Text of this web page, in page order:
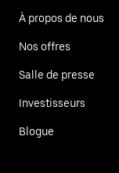
À propos de nous
Nos offres
Salle de presse
Investisseurs
Blogue